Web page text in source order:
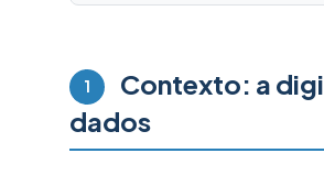
1
Contexto: a
dados